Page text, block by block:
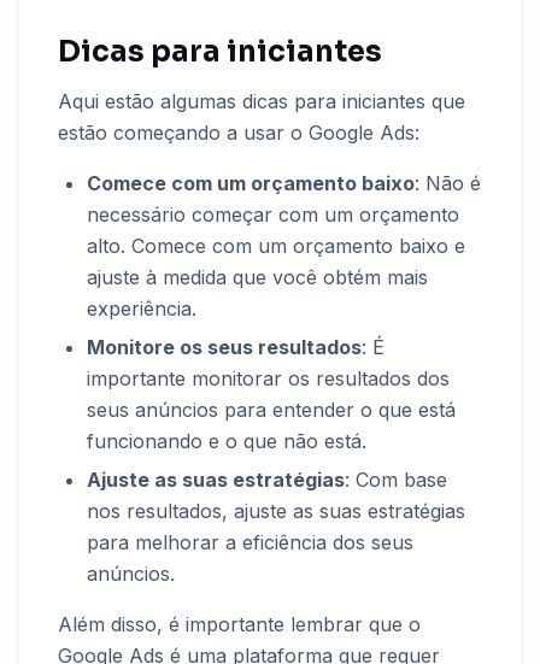
Dicas para iniciantes
Aqui estão algumas dicas para iniciantes que
estão começando a usar o Google Ads:
Comece com um orçamento baixo: Não é
necessário começar com um orçamento
alto. Comece com um orçamento baixo e
ajuste à medida que você obtém mais
experiência.
Monitore os seus resultados: É
importante monitorar os resultados dos
seus anúncios para entender o que está
funcionando e o que não está.
Ajuste as suas estratégias: Com base
nos resultados, ajuste as suas estratégias
para melhorar a eficiência dos seus
anúncios.
Além disso, é importante lembrar que o
Google Ads é uma plataforma que requer